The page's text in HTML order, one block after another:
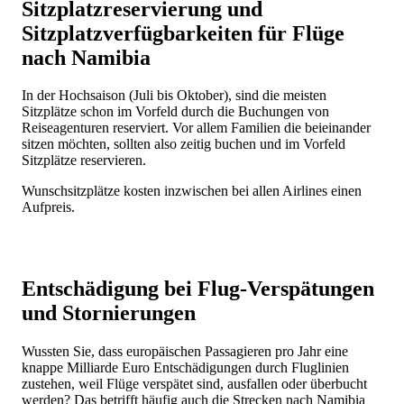
Sitzplatzreservierung und
Sitzplatzverfügbarkeiten für Flüge
nach Namibia
In der Hochsaison (Juli bis Oktober), sind die meisten
Sitzplätze schon im Vorfeld durch die Buchungen von
Reiseagenturen reserviert. Vor allem Familien die beieinander
sitzen möchten, sollten also zeitig buchen und im Vorfeld
Sitzplätze reservieren.
Wunschsitzplätze kosten inzwischen bei allen Airlines einen
Aufpreis.
Entschädigung bei Flug-Verspätungen
und Stornierungen
Wussten Sie, dass europäischen Passagieren pro Jahr eine
knappe Milliarde Euro Entschädigungen durch Fluglinien
zustehen, weil Flüge verspätet sind, ausfallen oder überbucht
werden? Das betrifft häufig auch die Strecken nach Namibia